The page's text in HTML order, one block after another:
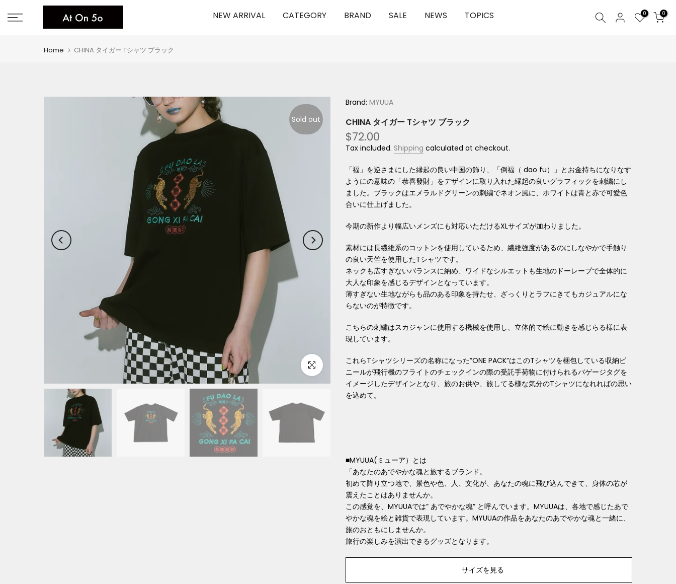
to
NEW ARRIVAL CATEGORY BRAND SALE NEWS TOPICS 0 0
Home CHINA タイガー Tシャツ ブラック
Sold out
Click to enlarge
Brand: MYUUA
CHINA タイガー Tシャツ ブラック
$72.00
Tax included. Shipping calculated at checkout.
「福」を逆さまにした縁起の良い中国の飾り、「倒福（ dao fu）」とお金持ちになりなす
ようにの意味の「恭喜發財」をデザインに取り入れた縁起の良いグラフィックを刺繍にし
ました。ブラックはエメラルドグリーンの刺繍でネオン風に、ホワイトは青と赤で可愛色
合いに仕上げました。
今期の新作より幅広いメンズにも対応いただけるXLサイズが加わりました。
素材には長繊維系のコットンを使用しているため、繊維強度があるのにしなやかで手触り
の良い天竺を使用したTシャツです。
ネックも広すぎないバランスに納め、ワイドなシルエットも生地のドーレープで全体的に
大人な印象を感じるデザインとなっています。
薄すぎない生地ながらも品のある印象を持たせ、ざっくりとラフにきてもカジュアルにな
らないのが特徴です。
こちらの刺繍はスカジャンに使用する機械を使用し、立体的で絵に動きを感じらる様に表
現しています。
これらTシャツシリーズの名称になった”ONE PACK”はこのTシャツを梱包している収納ビ
ニールが飛行機のフライトのチェックインの際の受託手荷物に付けられるバゲージタグを
イメージしたデザインとなり、旅のお供や、旅してる様な気分のTシャツになれればの思い
を込めて。
■MYUUA(ミューア）とは
「あなたのあでやかな魂と旅するブランド。
初めて降り⽴つ地で、景⾊や⾊、 ⼈、⽂化が、あなたの魂に⾶び込んできて、⾝体の芯が
震えたことはありませんか。
この感覚を、MYUUAでは” あでやかな魂” と呼んでいます。MYUUAは、各地で感じたあで
やかな魂を絵と雑貨で表現しています。MYUUAの作品をあなたのあでやかな魂と⼀緒に、
旅のおともにしませんか。
旅⾏の楽しみを演出できるグッズとなります。
サイズを見る